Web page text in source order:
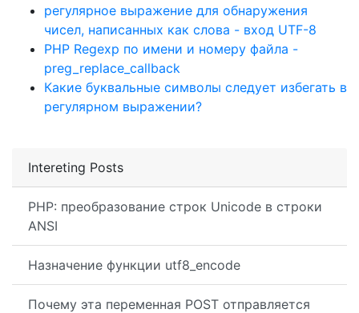
Intereting Posts
PHP: преобразование строк Unicode в строки
ANSI
Назначение функции utf8_encode
Почему эта переменная POST отправляется
регулярное выражение для обнаружения
чисел, написанных как слова - вход UTF-8
PHP Regexp по имени и номеру файла -
preg_replace_callback
Какие буквальные символы следует избегать в
регулярном выражении?